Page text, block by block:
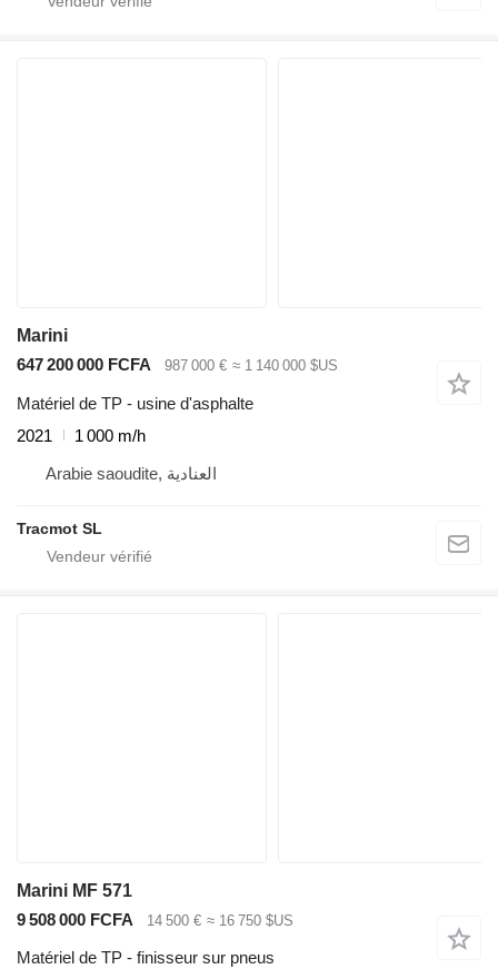
Marini
647 200 000 FCFA
987 000 € ≈ 1 140 000 $US
Matériel de TP - usine d'asphalte
2021
1 000 m/h
Arabie saoudite, العنادية
Tracmot SL
Marini MF 571
9 508 000 FCFA
14 500 € ≈ 16 750 $US
Matériel de TP - finisseur sur pneus